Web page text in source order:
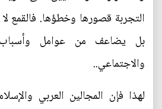
التجربة قصورها وخطؤها. فالقمع
بل يضاعف من عوامل وأسباب
والاجتماعي..
لهذا فإن المجالين العربي